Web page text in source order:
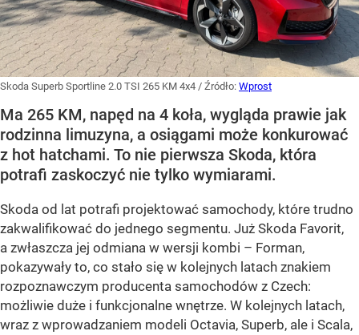
Skoda Superb Sportline 2.0 TSI 265 KM 4x4 / Źródło: Wprost
Ma 265 KM, napęd na 4 koła, wygląda prawie jak
rodzinna limuzyna, a osiągami może konkurować
z hot hatchami. To nie pierwsza Skoda, która
potrafi zaskoczyć nie tylko wymiarami.
Skoda od lat potrafi projektować samochody, które trudno
zakwalifikować do jednego segmentu. Już Skoda Favorit,
a zwłaszcza jej odmiana w wersji kombi – Forman,
pokazywały to, co stało się w kolejnych latach znakiem
rozpoznawczym producenta samochodów z Czech:
możliwie duże i funkcjonalne wnętrze. W kolejnych latach,
wraz z wprowadzaniem modeli Octavia, Superb, ale i Scala,